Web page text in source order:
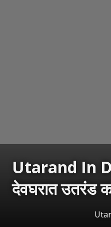
Utarand In
देवघरात उतरंड